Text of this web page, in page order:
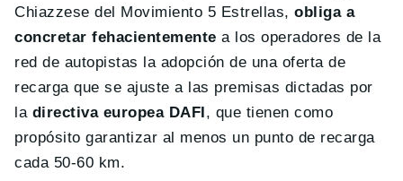
Chiazzese del Movimiento 5 Estrellas, obliga a
concretar fehacientemente a los operadores de la
red de autopistas la adopción de una oferta de
recarga que se ajuste a las premisas dictadas por
la directiva europea DAFI, que tienen como
propósito garantizar al menos un punto de recarga
cada 50-60 km.